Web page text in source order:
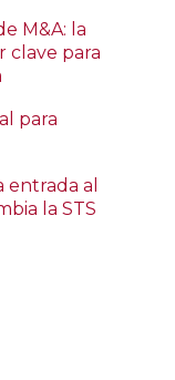
M&A: la
clave para
para
al
la STS